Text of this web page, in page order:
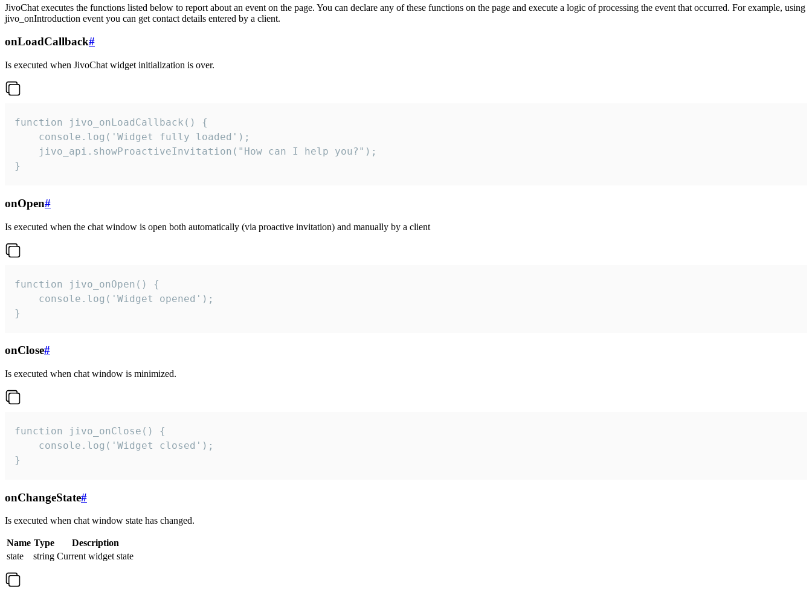
JivoChat executes the functions listed below to report about an event on the page. You can declare any of these functions on the page and execute a logic of processing the event that occurred. For example, using
jivo_onIntroduction event you can get contact details entered by a client.
onLoadCallback#
Is executed when JivoChat widget initialization is over.
function jivo_onLoadCallback() {
    console.log('Widget fully loaded');
    jivo_api.showProactiveInvitation("How can I help you?");
}
onOpen#
Is executed when the chat window is open both automatically (via proactive invitation) and manually by a client
function jivo_onOpen() {
    console.log('Widget opened');
}
onClose#
Is executed when chat window is minimized.
function jivo_onClose() {
    console.log('Widget closed');
}
onChangeState#
Is executed when chat window state has changed.
Name Type
Description
state
string Current widget state